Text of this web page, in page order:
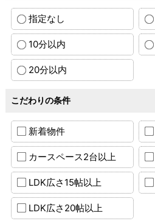
指定なし
10分以内
20分以内
こだわりの条件
新着物件
カースペース2台以上
LDK広さ15帖以上
LDK広さ20帖以上